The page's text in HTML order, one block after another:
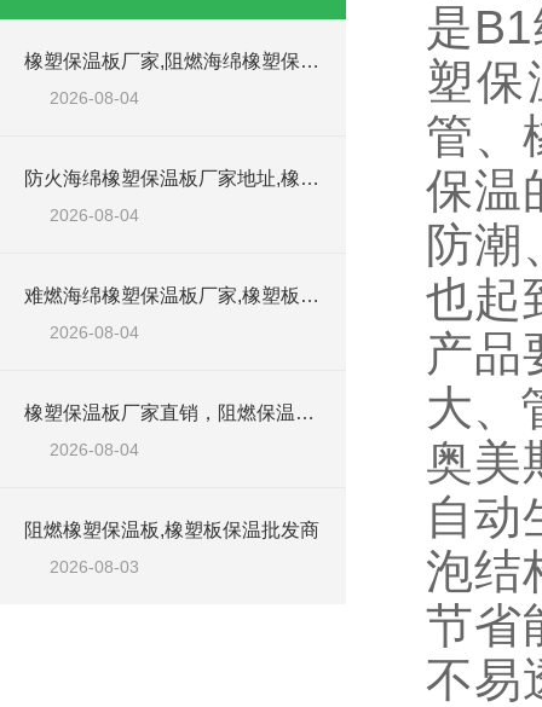
橡塑保温板厂家,阻燃海绵橡塑保温板厂家出售
2026-08-04
防火海绵橡塑保温板厂家地址,橡塑批发商
2026-08-04
难燃海绵橡塑保温板厂家,橡塑板阻燃保温棉
2026-08-04
橡塑保温板厂家直销，阻燃保温橡塑板材
2026-08-04
阻燃橡塑保温板,橡塑板保温批发商
2026-08-03
是
塑保
管、
保温
防潮
也起
产品
大、
奥美
自动
泡结
节省
不易